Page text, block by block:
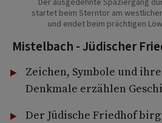
startet beim Sterntor am
und endet beim prächtigen
Mistelbach - Jüdischer
Zeichen, Symbole und
Denkmale erzählen
Der Jüdische Friedhof